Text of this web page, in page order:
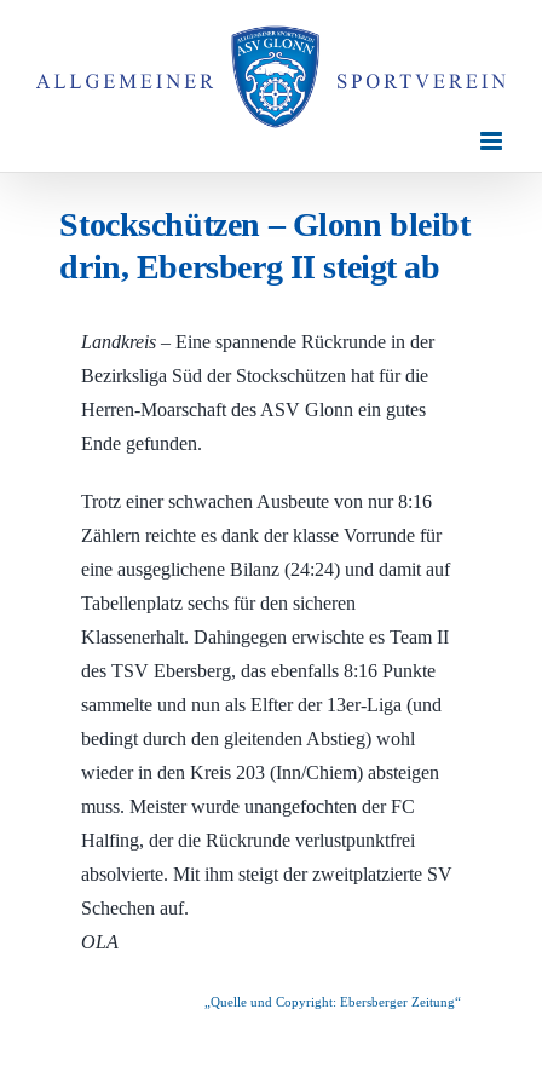
springen
Stockschützen – Glonn bleibt
drin, Ebersberg II steigt ab
Landkreis – Eine spannende Rückrunde in der
Bezirksliga Süd der Stockschützen hat für die
Herren-Moarschaft des ASV Glonn ein gutes
Ende gefunden.
Trotz einer schwachen Ausbeute von nur 8:16
Zählern reichte es dank der klasse Vorrunde für
eine ausgeglichene Bilanz (24:24) und damit auf
Tabellenplatz sechs für den sicheren
Klassenerhalt. Dahingegen erwischte es Team II
des TSV Ebersberg, das ebenfalls 8:16 Punkte
sammelte und nun als Elfter der 13er-Liga (und
bedingt durch den gleitenden Abstieg) wohl
wieder in den Kreis 203 (Inn/Chiem) absteigen
muss. Meister wurde unangefochten der FC
Halfing, der die Rückrunde verlustpunktfrei
absolvierte. Mit ihm steigt der zweitplatzierte SV
Schechen auf.
OLA
„Quelle und Copyright: Ebersberger Zeitung“